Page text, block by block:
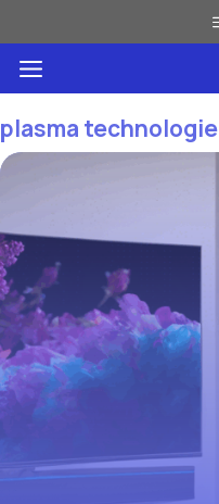
au
contenuMenu
plasma technologie